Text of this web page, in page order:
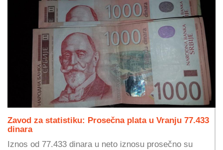
Zavod za statistiku: Prosečna plata u Vranju 77.433
dinara
Iznos od 77.433 dinara u neto iznosu prosečno su